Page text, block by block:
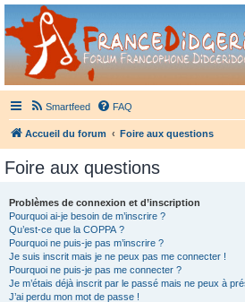
France Didgeridoo
Didgeridoo et Guimbarde sur France Didgeridoo -
Smartfeed FAQ
Accueil du forum Foire aux questions
Foire aux questions
Problèmes de connexion et d’inscription
Pourquoi ai-je besoin de m’inscrire ?
Qu’est-ce que la COPPA ?
Pourquoi ne puis-je pas m’inscrire ?
Je suis inscrit mais je ne peux pas me connecter !
Pourquoi ne puis-je pas me connecter ?
Je m’étais déjà inscrit par le passé mais ne peux à
J’ai perdu mon mot de passe !